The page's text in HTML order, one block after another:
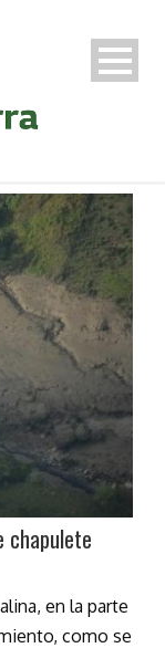
chapulete
en la parte
como se